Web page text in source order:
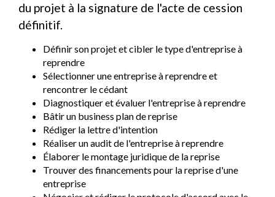
du projet à la signature de l'acte de cession
définitif.
Définir son projet et cibler le type d'entreprise à
reprendre
Sélectionner une entreprise à reprendre et
rencontrer le cédant
Diagnostiquer et évaluer l'entreprise à reprendre
Bâtir un business plan de reprise
Rédiger la lettre d'intention
Réaliser un audit de l'entreprise à reprendre
Élaborer le montage juridique de la reprise
Trouver des financements pour la reprise d'une
entreprise